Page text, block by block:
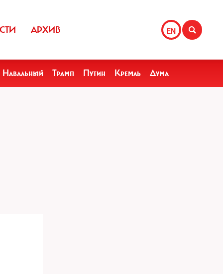
EN
АРХИВ
Навальный Трамп Путин Кремль Дума